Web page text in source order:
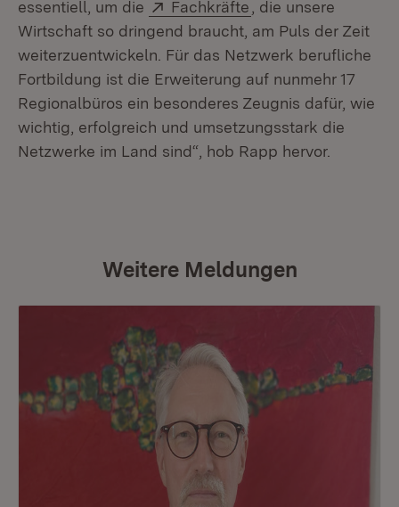
essentiell, um die Extern:
Fachkräfte (Öffnet in neuem
, die unsere
Wirtschaft so dringend braucht, am Puls der Zeit
weiterzuentwickeln. Für das Netzwerk berufliche
Fortbildung ist die Erweiterung auf nunmehr 17
Regionalbüros ein besonderes Zeugnis dafür, wie
wichtig, erfolgreich und umsetzungsstark die
Netzwerke im Land sind“, hob Rapp hervor.
Weitere Meldungen